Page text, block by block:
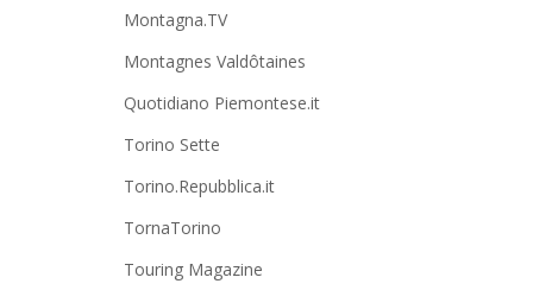
Montagna.TV
Montagnes Valdôtaines
Quotidiano Piemontese.it
Torino Sette
Torino.Repubblica.it
TornaTorino
Touring Magazine